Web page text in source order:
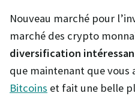
Nouveau marché pour
marché des crypto
diversification
que maintenant que vous
Bitcoins et fait une belle